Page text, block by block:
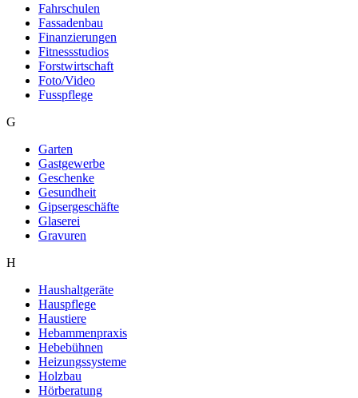
Fahrschulen
Fassadenbau
Finanzierungen
Fitnessstudios
Forstwirtschaft
Foto/Video
Fusspflege
G
Garten
Gastgewerbe
Geschenke
Gesundheit
Gipsergeschäfte
Glaserei
Gravuren
H
Haushaltgeräte
Hauspflege
Haustiere
Hebammenpraxis
Hebebühnen
Heizungssysteme
Holzbau
Hörberatung